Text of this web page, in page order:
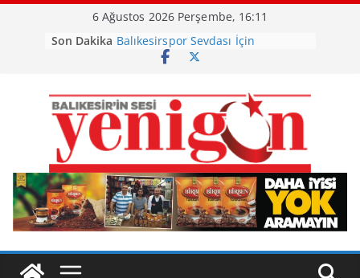
Skip
6 Ağustos 2026 Perşembe, 16:11
Son Dakika Balıkesirspor Sevdası İçin
Memleket Tek Yürek
Burhaniye’de Ot Yangını
Havran Siyah İncirinde Hasat
Başladı
Otomobil Şarampole Devrildi